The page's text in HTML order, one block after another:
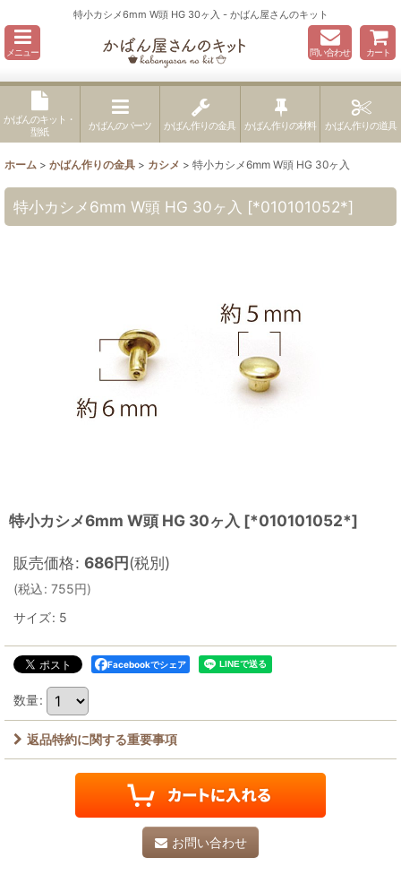
特小カシメ6mm W頭 HG 30ヶ入 - かばん屋さんのキット
メニュー 問い合わせ カート
かばんのキット・
型紙
かばんのパーツ かばん作りの金具 かばん作りの材料 かばん作りの道具
ホーム > かばん作りの金具 > カシメ > 特小カシメ6mm W頭 HG 30ヶ入
特小カシメ6mm W頭 HG 30ヶ入 [*010101052*]
特小カシメ6mm W頭 HG 30ヶ入 [*010101052*]
販売価格: 686円(税別)
(税込: 755円)
サイズ: 5
Facebookでシェア
数量:
返品特約に関する重要事項
お問い合わせ